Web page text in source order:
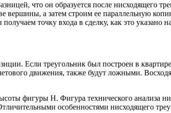
что он образуется после нисходящего
а затем строим ее параллельную
точку входа в сделку, как это указано
Если треугольник был построен в
движения, также будут ложными.
фигуры Н. Фигура технического анализа
особенностями нисходящего